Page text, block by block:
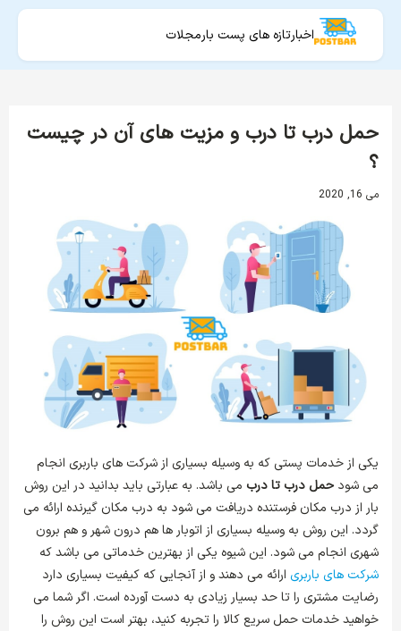
اخبارتازه های پست بارمجلات
حمل درب تا درب و مزیت های آن در چیست
؟
می 16, 2020
یکی از خدمات پستی که به وسیله بسیاری از شرکت های باربری انجام
می شود حمل درب تا درب می باشد. به عبارتی باید بدانید در این روش
بار از درب مکان فرستنده دریافت می شود به درب مکان گیرنده ارائه می
گردد. این روش به وسیله بسیاری از اتوبار ها هم درون شهر و هم برون
شهری انجام می شود. این شیوه یکی از بهترین خدماتی می باشد که
شرکت های باربری ارائه می دهند و از آنجایی که کیفیت بسیاری دارد
رضایت مشتری را تا حد بسیار زیادی به دست آورده است. اگر شما می
خواهید خدمات حمل سریع کالا را تجربه کنید، بهتر است این روش را